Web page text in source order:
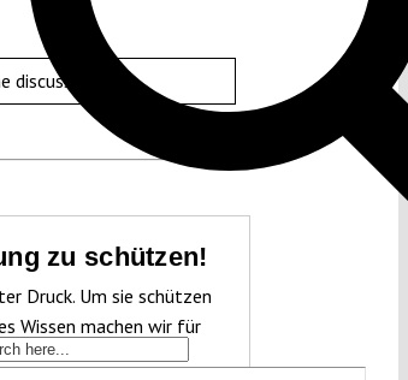
discussion
zu schützen!
Druck. Um sie schützen
Wissen machen wir für